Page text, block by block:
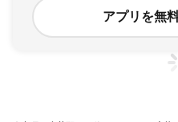
アプリを無